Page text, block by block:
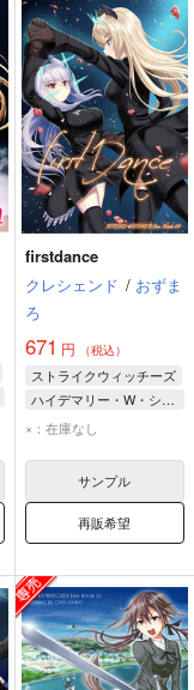
firstdance
クレシェンド / おずま
ろ
671 円 （税込）
ストライクウィッチーズ
ハイデマリー・W・シュナウファー
×：在庫なし
サンプル
再販希望